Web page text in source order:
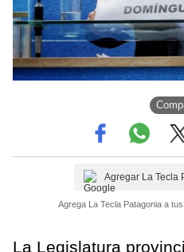
Agregar La Tecla
Agrega La Tecla Patagonia a
La Legislatura